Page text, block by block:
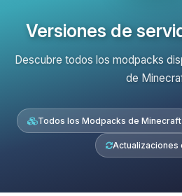
Versiones de
Descubre todos los modpacks
de
Todos los Modpacks de Minecraft
Actualizaciones